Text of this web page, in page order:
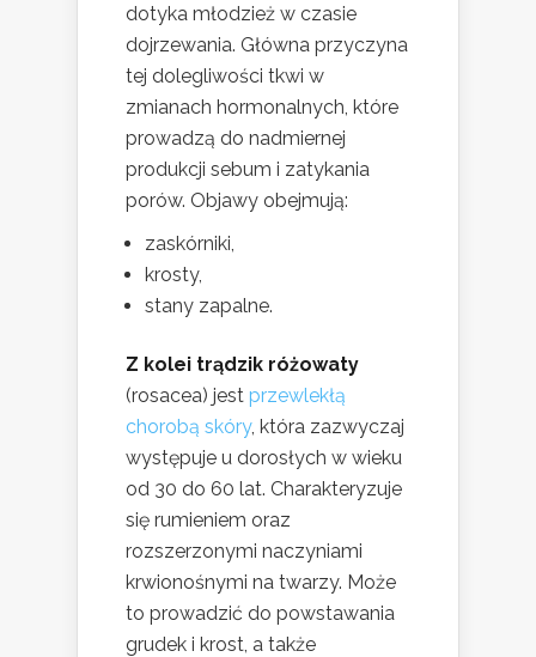
dotyka młodzież w czasie
dojrzewania. Główna przyczyna
tej dolegliwości tkwi w
zmianach hormonalnych, które
prowadzą do nadmiernej
produkcji sebum i zatykania
porów. Objawy obejmują:
zaskórniki,
krosty,
stany zapalne.
Z kolei trądzik różowaty
(rosacea) jest przewlekłą
chorobą skóry, która zazwyczaj
występuje u dorosłych w wieku
od 30 do 60 lat. Charakteryzuje
się rumieniem oraz
rozszerzonymi naczyniami
krwionośnymi na twarzy. Może
to prowadzić do powstawania
grudek i krost, a także